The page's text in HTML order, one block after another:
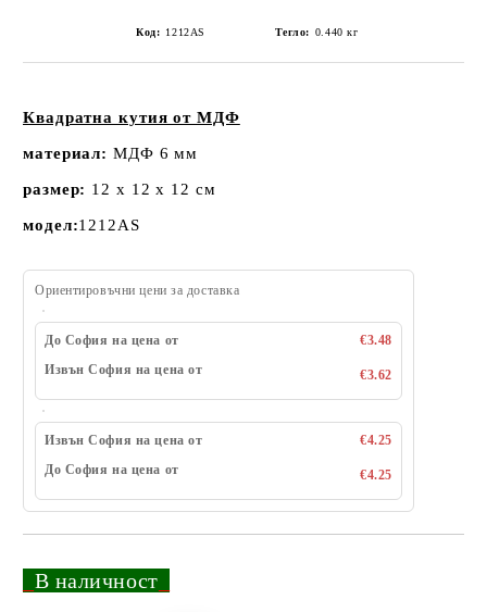
Код: 1212AS Тегло: 0.440 кг
Квадратна кутия от МДФ
материал: МДФ 6 мм
размер: 12 х 12 х 12 см
модел:1212AS
Ориентировъчни цени за доставка
До София на цена от
€3.48
Извън София на цена от
€3.62
Извън София на цена от
€4.25
До София на цена от
€4.25
В наличност